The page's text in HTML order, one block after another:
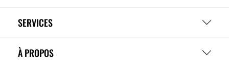
SERVICES
À PROPOS